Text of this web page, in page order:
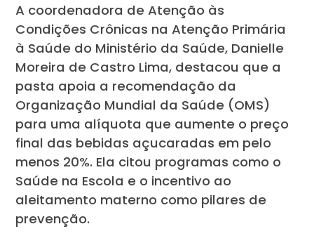
A coordenadora de Atenção às
Condições Crônicas na Atenção Primária
à Saúde do Ministério da Saúde, Danielle
Moreira de Castro Lima, destacou que a
pasta apoia a recomendação da
Organização Mundial da Saúde (OMS)
para uma alíquota que aumente o preço
final das bebidas açucaradas em pelo
menos 20%. Ela citou programas como o
Saúde na Escola e o incentivo ao
aleitamento materno como pilares de
prevenção.